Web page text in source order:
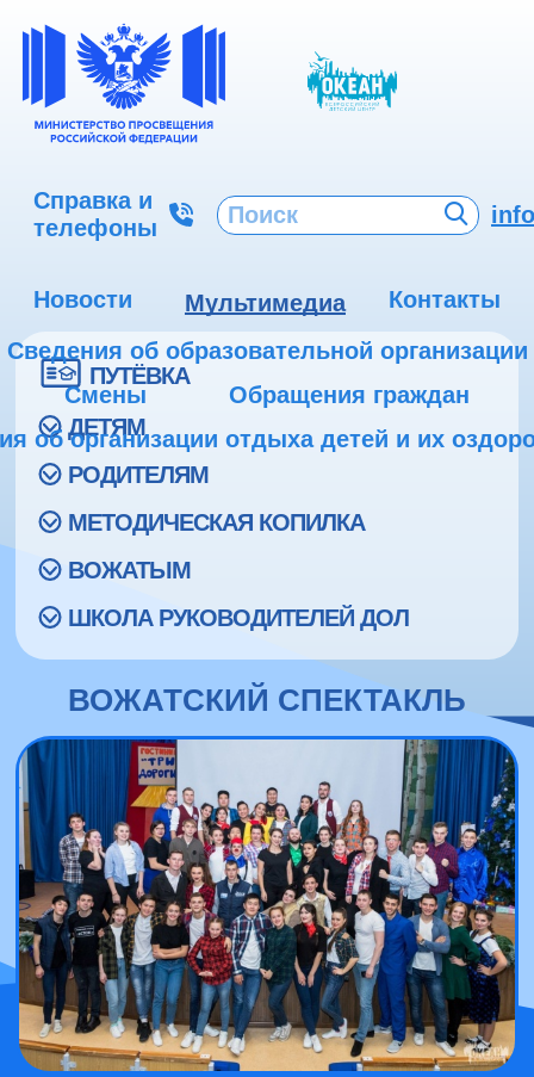
Справка и
телефоны
Новости Мультимедиа
Контакты
Сведения об образовательной организации
Смены
Обращения граждан
об организации отдыха детей и их
ПУТЁВКА
ДЕТЯМ
РОДИТЕЛЯМ
МЕТОДИЧЕСКАЯ КОПИЛКА
ВОЖАТЫМ
ШКОЛА РУКОВОДИТЕЛЕЙ ДОЛ
ВОЖАТСКИЙ СПЕКТАКЛЬ